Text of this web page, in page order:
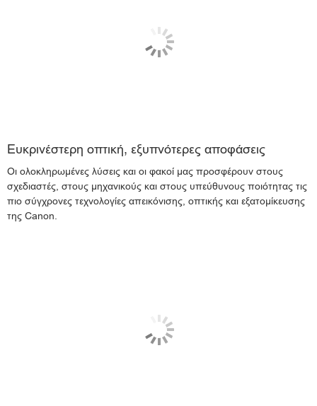
Ευκρινέστερη οπτική, εξυπνότερες αποφάσεις
Οι ολοκληρωμένες λύσεις και οι φακοί μας προσφέρουν στους
σχεδιαστές, στους μηχανικούς και στους υπεύθυνους ποιότητας τις
πιο σύγχρονες τεχνολογίες απεικόνισης, οπτικής και εξατομίκευσης
της Canon.